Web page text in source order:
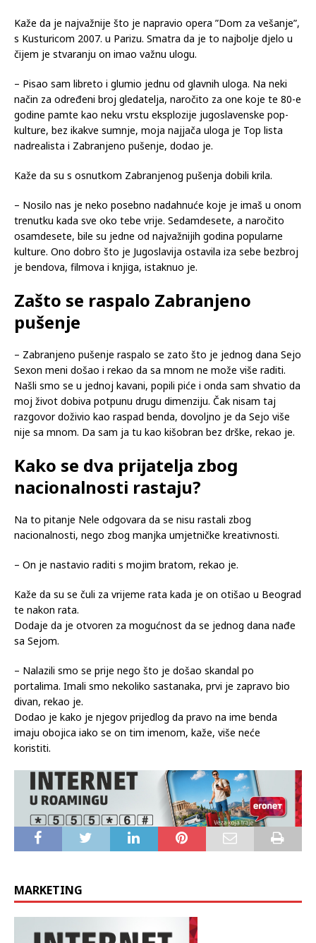
Kaže da je najvažnije što je napravio opera ”Dom za vešanje”,
s Kusturicom 2007. u Parizu. Smatra da je to najbolje djelo u
čijem je stvaranju on imao važnu ulogu.
– Pisao sam libreto i glumio jednu od glavnih uloga. Na neki
način za određeni broj gledatelja, naročito za one koje te 80-e
godine pamte kao neku vrstu eksplozije jugoslavenske pop-
kulture, bez ikakve sumnje, moja najjača uloga je Top lista
nadrealista i Zabranjeno pušenje, dodao je.
Kaže da su s osnutkom Zabranjenog pušenja dobili krila.
– Nosilo nas je neko posebno nadahnuće koje je imaš u onom
trenutku kada sve oko tebe vrije. Sedamdesete, a naročito
osamdesete, bile su jedne od najvažnijih godina popularne
kulture. Ono dobro što je Jugoslavija ostavila iza sebe bezbroj
je bendova, filmova i knjiga, istaknuo je.
Zašto se raspalo Zabranjeno
pušenje
– Zabranjeno pušenje raspalo se zato što je jednog dana Sejo
Sexon meni došao i rekao da sa mnom ne može više raditi.
Našli smo se u jednoj kavani, popili piće i onda sam shvatio da
moj život dobiva potpunu drugu dimenziju. Čak nisam taj
razgovor doživio kao raspad benda, dovoljno je da Sejo više
nije sa mnom. Da sam ja tu kao kišobran bez drške, rekao je.
Kako se dva prijatelja zbog
nacionalnosti rastaju?
Na to pitanje Nele odgovara da se nisu rastali zbog
nacionalnosti, nego zbog manjka umjetničke kreativnosti.
– On je nastavio raditi s mojim bratom, rekao je.
Kaže da su se čuli za vrijeme rata kada je on otišao u Beograd
te nakon rata.
Dodaje da je otvoren za mogućnost da se jednog dana nađe
sa Sejom.
– Nalazili smo se prije nego što je došao skandal po
portalima. Imali smo nekoliko sastanaka, prvi je zapravo bio
divan, rekao je.
Dodao je kako je njegov prijedlog da pravo na ime benda
imaju obojica iako se on tim imenom, kaže, više neće
koristiti.
MARKETING